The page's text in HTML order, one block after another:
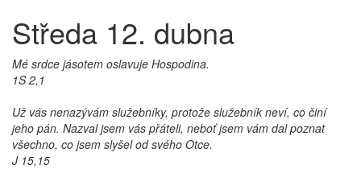
Středa 12. dubna
Mé srdce jásotem oslavuje Hospodina.
1S 2,1
Už vás nenazývám služebníky, protože služebník neví, co činí
jeho pán. Nazval jsem vás přáteli, neboť jsem vám dal poznat
všechno, co jsem slyšel od svého Otce.
J 15,15